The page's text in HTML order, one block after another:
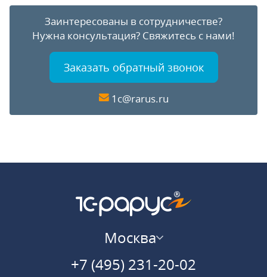
Заинтересованы в сотрудничестве?
Нужна консультация? Свяжитесь с нами!
Заказать обратный звонок
1c@rarus.ru
Москва
+7 (495) 231-20-02